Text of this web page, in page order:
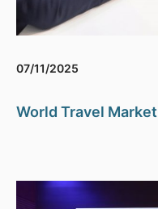
07/11/2025
World Travel Market